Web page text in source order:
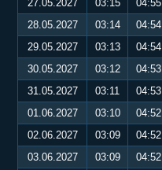
27.05.2027
03:15 04:55
28.05.2027
03:14 04:54
29.05.2027
03:13 04:54
30.05.2027
03:12 04:53
31.05.2027
03:11 04:53
01.06.2027
03:10 04:52
02.06.2027
03:09 04:52
03.06.2027
03:09 04:52